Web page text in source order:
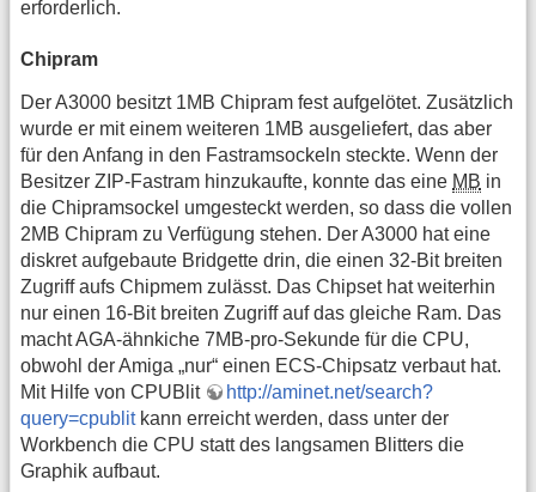
erforderlich.
Chipram
Der A3000 besitzt 1MB Chipram fest aufgelötet. Zusätzlich
wurde er mit einem weiteren 1MB ausgeliefert, das aber
für den Anfang in den Fastramsockeln steckte. Wenn der
Besitzer ZIP-Fastram hinzukaufte, konnte das eine MB in
die Chipramsockel umgesteckt werden, so dass die vollen
2MB Chipram zu Verfügung stehen. Der A3000 hat eine
diskret aufgebaute Bridgette drin, die einen 32-Bit breiten
Zugriff aufs Chipmem zulässt. Das Chipset hat weiterhin
nur einen 16-Bit breiten Zugriff auf das gleiche Ram. Das
macht AGA-ähnkiche 7MB-pro-Sekunde für die CPU,
obwohl der Amiga „nur“ einen ECS-Chipsatz verbaut hat.
Mit Hilfe von CPUBlit
http://aminet.net/search?
query=cpublitkann erreicht werden, dass unter der
Workbench die CPU statt des langsamen Blitters die
Graphik aufbaut.